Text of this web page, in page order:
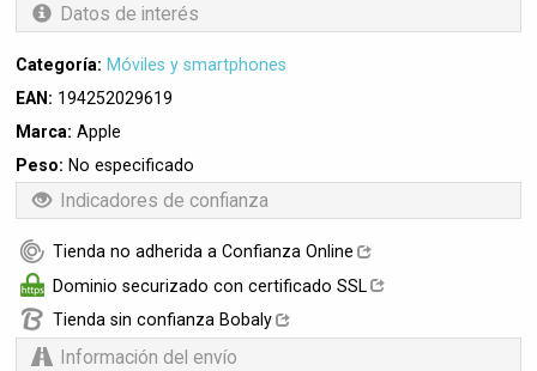
Datos de interés
Categoría: Móviles y smartphones
EAN: 194252029619
Marca: Apple
Peso: No especificado
Indicadores de confianza
Tienda no adherida a Confianza Online
Dominio securizado con certificado SSL
Tienda sin confianza Bobaly
Información del envío